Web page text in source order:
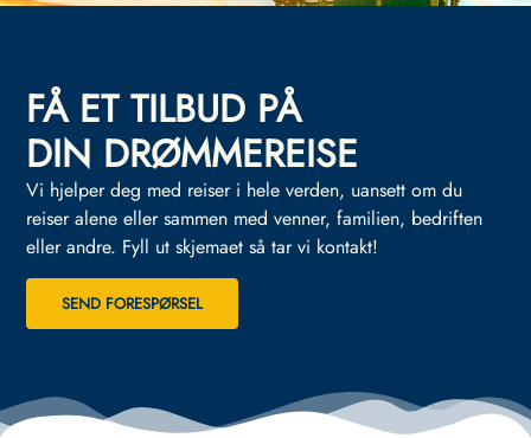
FÅ ET TILBUD PÅ
DIN DRØMMEREISE
Vi hjelper deg med reiser i hele verden, uansett om du
reiser alene eller sammen med venner, familien, bedriften
eller andre. Fyll ut skjemaet så tar vi kontakt!
SEND FORESPØRSEL